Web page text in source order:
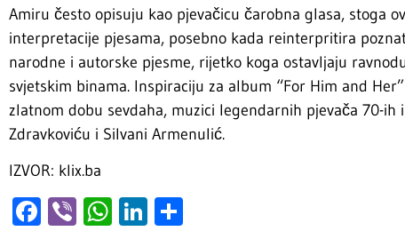
Amiru često opisuju kao pjevačicu čarobna glasa, stoga
interpretacije pjesama, posebno kada reinterpritira
narodne i autorske pjesme, rijetko koga ostavljaju
svjetskim binama. Inspiraciju za album “For Him and
zlatnom dobu sevdaha, muzici legendarnih pjevača 70-ih
Zdravkoviću i Silvani Armenulić.
IZVOR: klix.ba
Facebook
ViberWhatsApp
LinkedIn